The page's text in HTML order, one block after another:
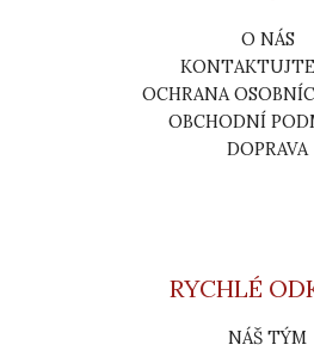
O NÁS
OCHRANA
OBCHODNÍ
DOPRAVA
RYCHLÉ
NÁŠ TÝM